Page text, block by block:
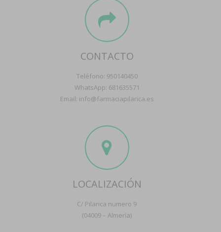
CONTACTO
Teléfono: 950140450
WhatsApp: 681635571
Email: info@farmaciapilarica.es
LOCALIZACIÓN
C/ Pilarica numero 9
(04009 – Almería)